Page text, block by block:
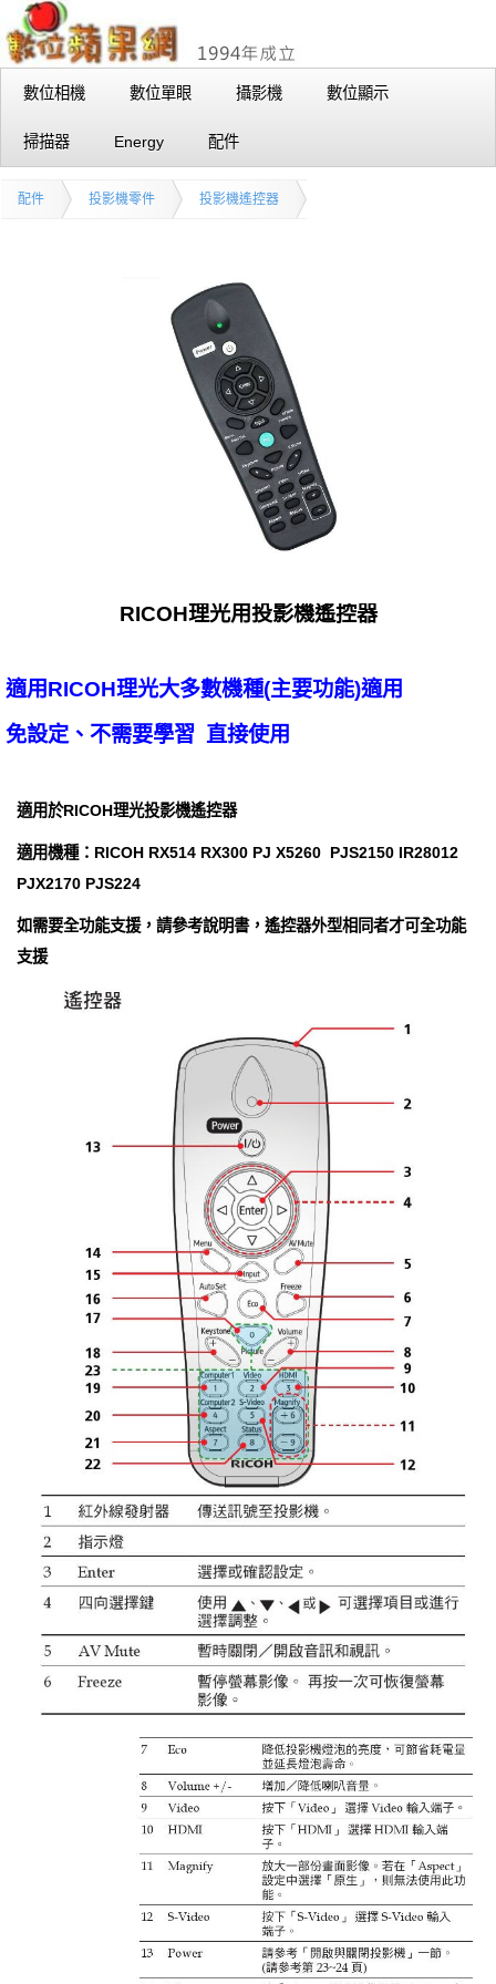
數位相機 數位單眼 攝影機 數位顯示
掃描器 Energy 配件
配件 投影機零件 投影機遙控器
RICOH理光用投影機遙控器
適用RICOH理光大多數機種(主要功能)適用
免設定、不需要學習 直接使用
適用於RICOH理光投影機遙控器
適用機種：RICOH RX514 RX300 PJ X5260 PJS2150 IR28012
PJX2170 PJS224
如需要全功能支援，請參考說明書，遙控器外型相同者才可全功能
支援